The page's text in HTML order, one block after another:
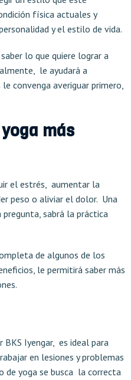
física actuales y
y el estilo de vida.
lo que quiere lograr a
le ayudará a
convenga averiguar primero,
más
el estrés, aumentar la
peso o aliviar el dolor. Una
sabrá la práctica
de algunos de los
le permitirá saber más
Iyengar, es ideal para
en lesiones y problemas
de yoga se busca la correcta